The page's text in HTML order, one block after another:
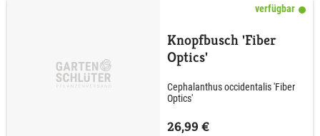
verfügbar
Knopfbusch 'Fiber
Optics'
Cephalanthus occidentalis 'Fiber
Optics'
26,99 €